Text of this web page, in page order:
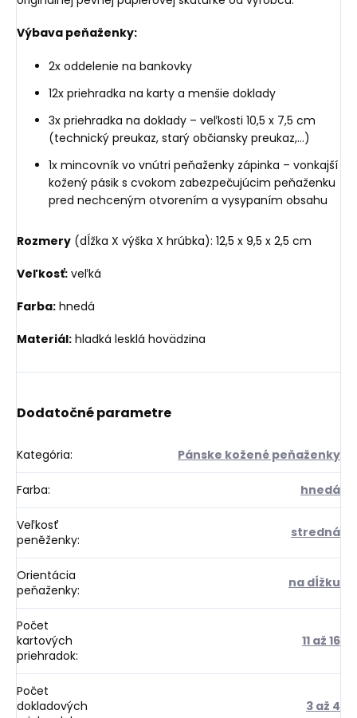
Výbava peňaženky:
2x oddelenie na bankovky
12x priehradka na karty a menšie doklady
3x priehradka na doklady – veľkosti 10,5 x 7,5 cm
(technický preukaz, starý občiansky preukaz,...)
1x mincovník vo vnútri peňaženky zápinka – vonkajší
kožený pásik s cvokom zabezpečujúcim peňaženku
pred nechceným otvorením a vysypaním obsahu
Rozmery (dĺžka X výška X hrúbka): 12,5 x 9,5 x 2,5 cm
Veľkosť: veľká
Farba: hnedá
Materiál: hladká lesklá hovädzina
Dodatočné parametre
Kategória: Pánske kožené peňaženky
Farba: hnedá
Veľkosť
peněženky: stredná
Orientácia
peňaženky: na dĺžku
Počet
kartových
priehradok:
11 až 16
Počet
dokladových
3 až 4